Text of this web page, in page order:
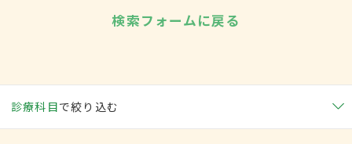
検索フォームに戻る
診療科目で絞り込む